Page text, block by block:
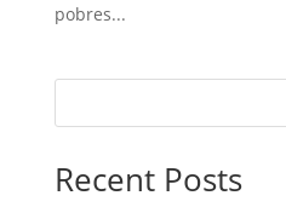
pobres...
Recent Posts